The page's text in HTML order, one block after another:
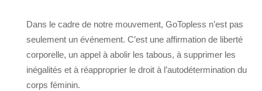
Dans le cadre de notre mouvement, GoTopless n’est pas
seulement un événement. C’est une affirmation de liberté
corporelle, un appel à abolir les tabous, à supprimer les
inégalités et à réapproprier le droit à l’autodétermination du
corps féminin.